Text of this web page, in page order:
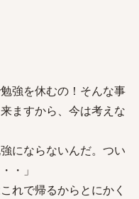
強を休むの！そんな事
ますから、今は考えな
にならないんだ。つい
・」
れで帰るからとにかく